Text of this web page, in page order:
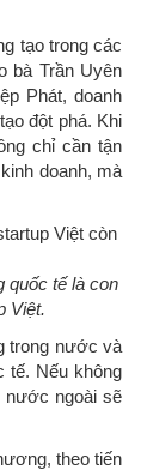
tạo trong các
bà Trần Uyên
Phát, doanh
đột phá. Khi
chỉ cần tận
doanh, mà
quốc tế là con
Việt.
trong nước và
tế. Nếu không
nước ngoài sẽ
theo tiến